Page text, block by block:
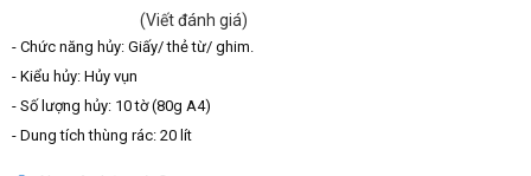
(Viết đánh giá)
- Chức năng hủy: Giấy/ thẻ từ/ ghim.
- Kiểu hủy: Hủy vụn
- Số lượng hủy: 10 tờ (80g A4)
- Dung tích thùng rác: 20 lít